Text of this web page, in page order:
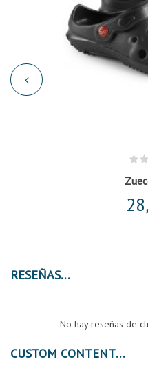
RESEÑAS
No hay reseñas de
CUSTOM CONTENT